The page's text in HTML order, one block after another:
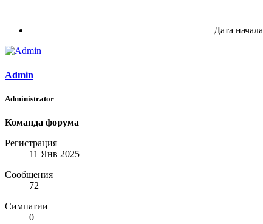
Дата начала
Admin
Administrator
Команда форума
Регистрация
11 Янв 2025
Сообщения
72
Симпатии
0